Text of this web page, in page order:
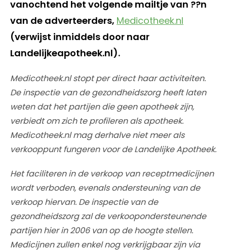
vanochtend het volgende mailtje van ??n
van de adverteerders, Medicotheek.nl
(verwijst inmiddels door naar
Landelijkeapotheek.nl).
Medicotheek.nl stopt per direct haar activiteiten.
De inspectie van de gezondheidszorg heeft laten
weten dat het partijen die geen apotheek zijn,
verbiedt om zich te profileren als apotheek.
Medicotheek.nl mag derhalve niet meer als
verkooppunt fungeren voor de Landelijke Apotheek.
Het faciliteren in de verkoop van receptmedicijnen
wordt verboden, evenals ondersteuning van de
verkoop hiervan. De inspectie van de
gezondheidszorg zal de verkoopondersteunende
partijen hier in 2006 van op de hoogte stellen.
Medicijnen zullen enkel nog verkrijgbaar zijn via